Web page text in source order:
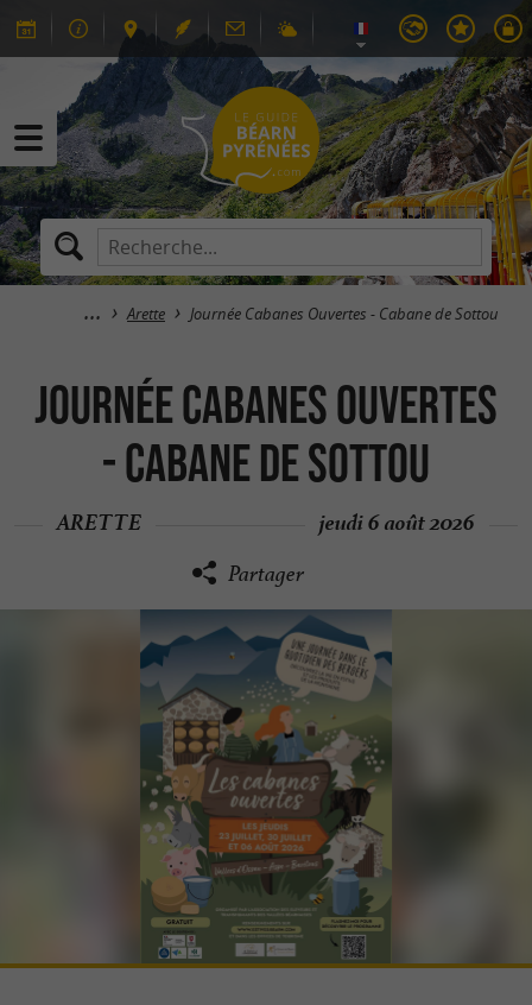
Arette Journée Cabanes Ouvertes - Cabane de Sottou
Journée Cabanes Ouvertes
- Cabane de Sottou
ARETTE jeudi 6 août 2026
Partager